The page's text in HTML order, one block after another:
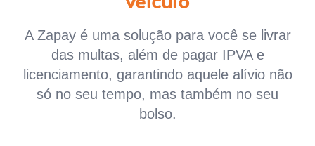
A Zapay é uma solução para você se livrar
das multas, além de pagar IPVA e
licenciamento, garantindo aquele alívio não
só no seu tempo, mas também no seu
bolso.